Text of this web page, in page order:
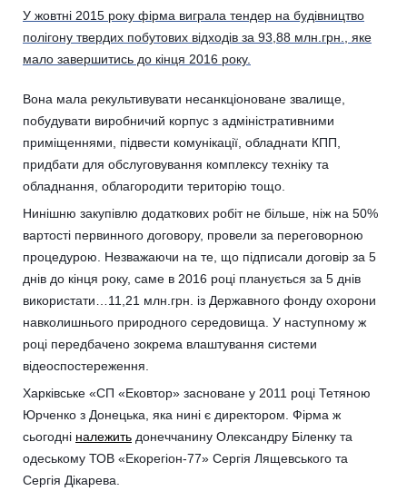
У жовтні 2015 року фірма виграла тендер на будівництво
полігону твердих побутових відходів за 93,88 млн.грн., яке
мало завершитись до кінця 2016 року.
Вона мала рекультивувати несанкціоноване звалище,
побудувати виробничий корпус з адміністративними
приміщеннями, підвести комунікації, обладнати КПП,
придбати для обслуговування комплексу техніку та
обладнання, облагородити територію тощо.
Нинішню закупівлю додаткових робіт не більше, ніж на 50%
вартості первинного договору, провели за переговорною
процедурою. Незважаючи на те, що підписали договір за 5
днів до кінця року, саме в 2016 році планується за 5 днів
використати…11,21 млн.грн. із Державного фонду охорони
навколишнього природного середовища. У наступному ж
році передбачено зокрема влаштування системи
відеоспостереження.
Харківське «СП «Ековтор» засноване у 2011 році Тетяною
Юрченко з Донецька, яка нині є директором. Фірма ж
сьогодні належить донеччанину Олександру Біленку та
одеському ТОВ «Екорегіон-77» Сергія Лящевського та
Сергія Дікарева.